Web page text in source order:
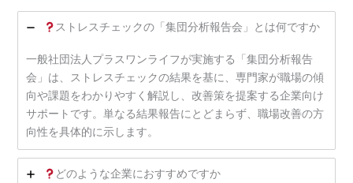
ストレスチェックの「集団分析報告会」とは何ですか
一般社団法人プラスワンライフが実施する「集団分析報告
会」は、ストレスチェックの結果を基に、専門家が職場の傾
向や課題をわかりやすく解説し、改善策を提案する企業向け
サポートです。単なる結果報告にとどまらず、職場改善の方
向性を具体的に示します。
どのような企業におすすめですか